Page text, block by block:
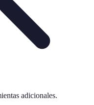
adicionales.